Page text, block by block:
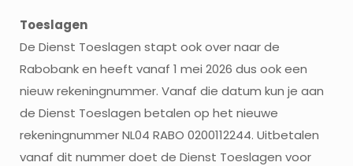
Toeslagen
De Dienst Toeslagen stapt ook over naar de
Rabobank en heeft vanaf 1 mei 2026 dus ook een
nieuw rekeningnummer. Vanaf die datum kun je aan
de Dienst Toeslagen betalen op het nieuwe
rekeningnummer NL04 RABO 0200112244. Uitbetalen
vanaf dit nummer doet de Dienst Toeslagen voor